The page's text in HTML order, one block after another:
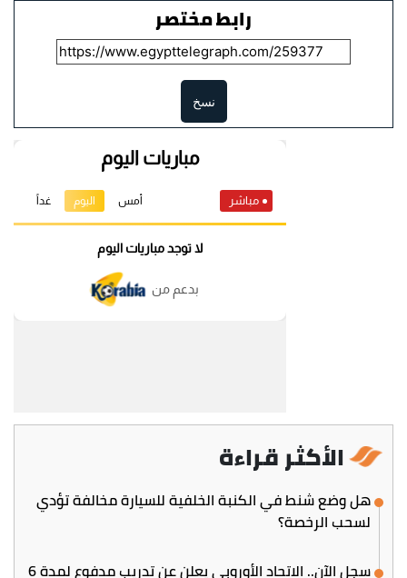
رابط مختصر
نسخ
الأكثر قراءة
هل وضع شنط في الكنبة الخلفية للسيارة مخالفة تؤدي
لسحب الرخصة؟
سجل الآن.. الاتحاد الأوروبي يعلن عن تدريب مدفوع لمدة 6